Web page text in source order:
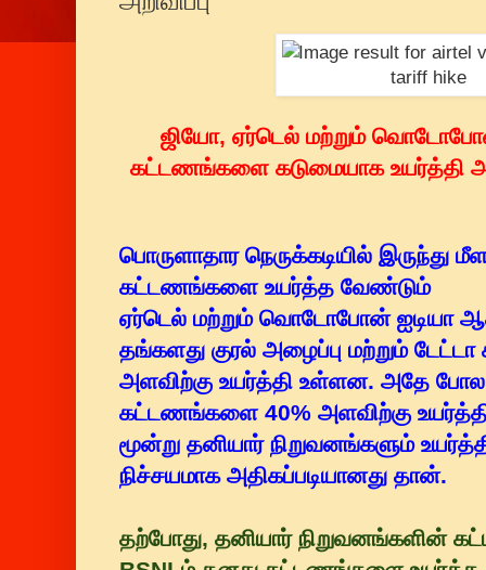
ஜியோ, ஏர்டெல் மற்றும்
கட்டணங்களை கடுமையாக உயர்த்தி
பொருளாதார நெருக்கடியில் இருந்து
கட்டணங்களை உயர்த்த வேண்டும்
ஏர்டெல் மற்றும் வொடோபோன் ஐடியா
தங்களது குரல் அழைப்பு மற்றும்
அளவிற்கு உயர்த்தி உள்ளன. அதே போல
கட்டணங்களை 40% அளவிற்கு
மூன்று தனியார் நிறுவனங்களும்
நிச்சயமாக அதிகப்படியானது தான்.
தற்போது, தனியார் நிறுவனங்களின்